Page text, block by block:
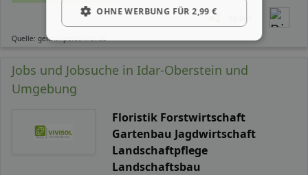
Quelle: germanpersonnel.de
Jobs und Jobsuche in Idar-Oberstein und
Umgebung
Floristik Forstwirtschaft
Gartenbau Jagdwirtschaft
Landschaftpflege
Landschaftsbau
OHNE WERBUNG FÜR 2,99 €